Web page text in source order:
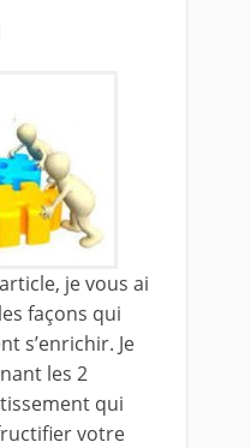
je vous ai
façons qui
s’enrichir. Je
les 2
qui
votre